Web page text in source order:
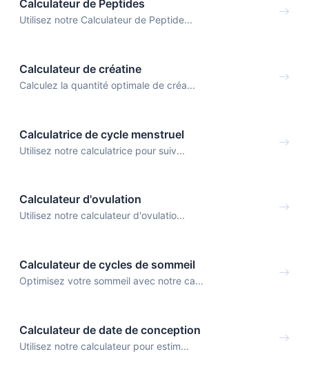
Calculateur de Peptides
Utilisez notre Calculateur de Peptide...
Calculateur de créatine
Calculez la quantité optimale de créa...
Calculatrice de cycle menstruel
Utilisez notre calculatrice pour suiv...
Calculateur d'ovulation
Utilisez notre calculateur d'ovulatio...
Calculateur de cycles de sommeil
Optimisez votre sommeil avec notre ca...
Calculateur de date de conception
Utilisez notre calculateur pour estim...